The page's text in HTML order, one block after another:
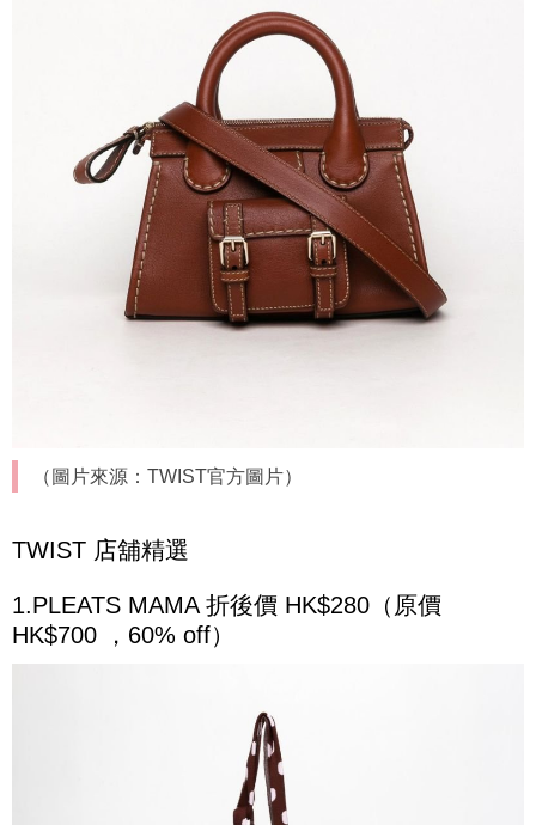
（圖片來源：TWIST官方圖片）
TWIST 店舖精選
1.PLEATS MAMA 折後價 HK$280（原價
HK$700 ，60% off）